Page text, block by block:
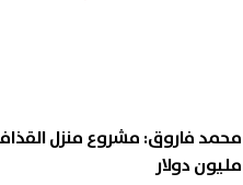
مليون دولار